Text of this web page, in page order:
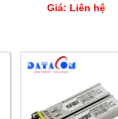
Giá: Liên hệ